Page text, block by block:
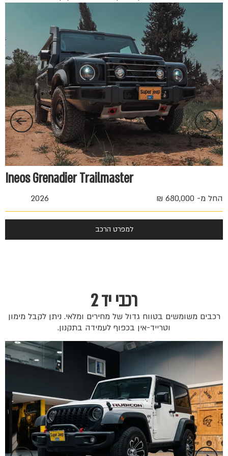
Ineos Grenadier Trailmaster
החל מ- 680,000 ₪ 2026
למפרט הרכב
רכבי יד 2
רכבים משומשים בטווח גדול של מחירים ומלאי. ניתן לקבל מימון
וטרייד-אין בכפוף לעמידה בתקנון.